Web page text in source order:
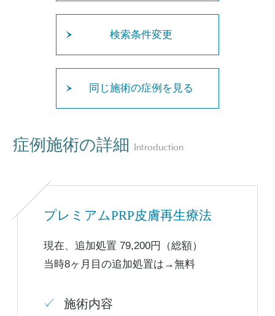
検索条件変更
同じ施術の症例を見る
症例施術の詳細 Introduction
プレミアムPRP皮膚再生療法
現在、追加処置 79,200円（総額）
当時8ヶ月目の追加処置は→無料
施術内容